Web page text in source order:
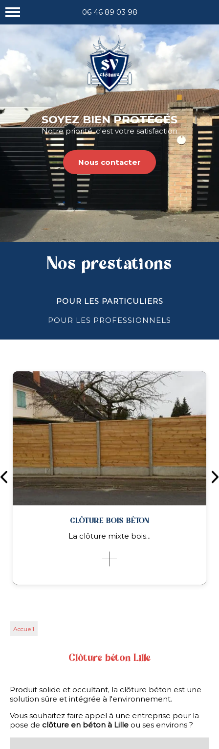
06 46 89 03 98
SOYEZ BIEN PROTÉGÉS
Notre priorité, c'est votre satisfaction
Nous contacter
Nos prestations
POUR LES PARTICULIERS
POUR LES PROFESSIONNELS
Pivotant, coulissant,
étendue de portails et de
portillons vous apportera
Accueil
Clôture béton Lille
Produit solide et occultant, la clôture béton est une
solution sûre et intégrée à l'environnement.
Vous souhaitez faire appel à une entreprise pour la
pose de clôture en béton à Lille ou ses environs ?